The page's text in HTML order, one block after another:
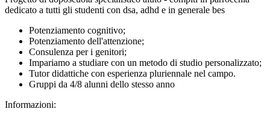
dedicato a tutti gli studenti con dsa, adhd e in generale bes
Potenziamento cognitivo;
Potenziamento dell'attenzione;
Consulenza per i genitori;
Impariamo a studiare con un metodo di studio personalizzato;
Tutor didattiche con esperienza pluriennale nel campo.
Gruppi da 4/8 alunni dello stesso anno
Informazioni: